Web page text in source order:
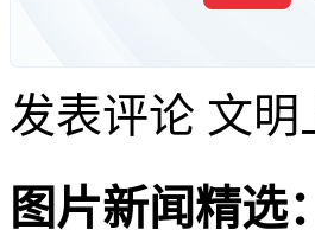
发表评论 文明
图片新闻精选：